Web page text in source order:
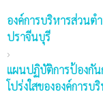
องค์การบริหารส่วนต
ปราจีนบุรี
›
แผนปฏิบัติการป้องกัน
โปร่งใสขององค์การ